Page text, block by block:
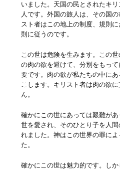
いました。天国の民とされたキ
人です。外国の旅人は、その国
スト者はこの地上の制度、規則
則に従うのです。
この世は危険を生みます。この
の肉の欲を避けて、分別をもっ
要です。肉の欲が私たちの中に
こします。キリスト者は肉の欲
ん。
確かにこの世にあっては艱難が
世を愛され、そのひとり子を人
れました。神はこの世界の罪に
た。
確かにこの世は魅力的です。し